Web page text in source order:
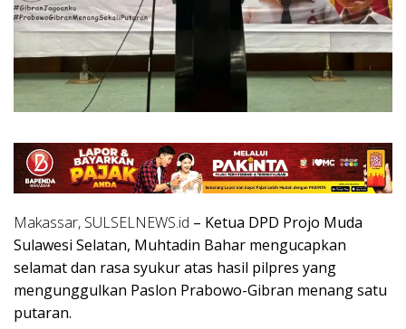
Makassar, SULSELNEWS.id – Ketua DPD Projo Muda
Sulawesi Selatan, Muhtadin Bahar mengucapkan
selamat dan rasa syukur atas hasil pilpres yang
mengunggulkan Paslon Prabowo-Gibran menang satu
putaran.